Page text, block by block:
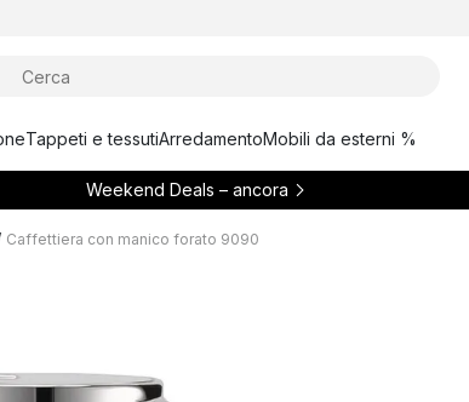
Tappeti e tessutiArredamentoMobili da esterni %
Weekend Deals – ancora
Caffettiera con manico forato 9090